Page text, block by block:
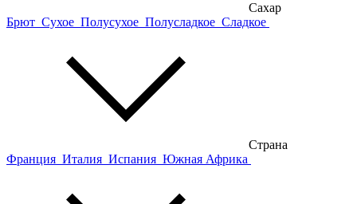
Сахар
Брют Сухое Полусухое Полусладкое Сладкое
Страна
Франция Италия Испания Южная Африка